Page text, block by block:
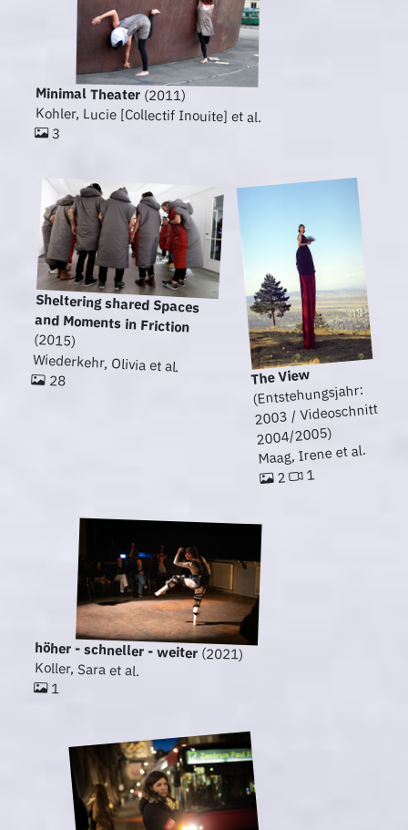
Minimal Theater(2011)
Kohler, Lucie [Collectif Inouite] et al.
3
Sheltering shared Spaces
and Moments in Friction
(2015)
Wiederkehr, Olivia et al.
28 The View
(Entstehungsjahr:
2003 / Videoschnitt
2004/2005)
Maag, Irene et al.
2 1
höher - schneller - weiter(2021)
Koller, Sara et al.
1